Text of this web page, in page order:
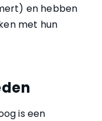
en hebben
met hun
is een